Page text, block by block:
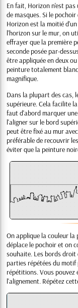
En fait, Horizon n'est
de masques. Si le
Horizon est la moitié
l'horizon sur le mur, on
effrayer que la première
seconde posée par-
être appliquée en deux
peinture totalement
magnifique.
Dans la plupart des cas,
supérieure. Cela facilite
faut d'abord marquer
l'aligner sur le bord
peut être fixé au mur
préférable de recouvrir
éviter que la peinture
On applique la couleur
déplace le pochoir et on
souhaite. Les bords droit
parties répétées du
répétitions. Vous
l'alignement. Répétez